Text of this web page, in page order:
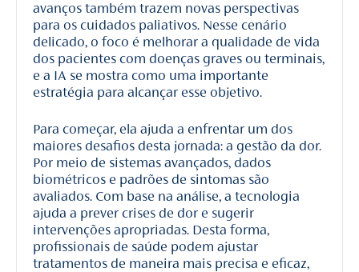
avanços também trazem novas perspectivas
para os cuidados paliativos. Nesse cenário
delicado, o foco é melhorar a qualidade de vida
dos pacientes com doenças graves ou terminais,
e a IA se mostra como uma importante
estratégia para alcançar esse objetivo.
Para começar, ela ajuda a enfrentar um dos
maiores desafios desta jornada: a gestão da dor.
Por meio de sistemas avançados, dados
biométricos e padrões de sintomas são
avaliados. Com base na análise, a tecnologia
ajuda a prever crises de dor e sugerir
intervenções apropriadas. Desta forma,
profissionais de saúde podem ajustar
tratamentos de maneira mais precisa e eficaz,